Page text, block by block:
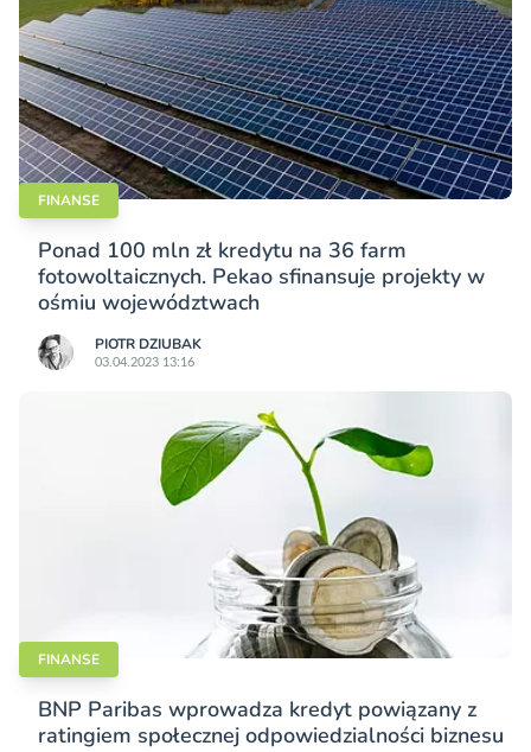
FINANSE
Ponad 100 mln zł kredytu na 36 farm
fotowoltaicznych. Pekao sfinansuje projekty w
ośmiu województwach
PIOTR DZIUBAK
03.04.2023 13:16
FINANSE
BNP Paribas wprowadza kredyt powiązany z
ratingiem społecznej odpowiedzialności biznesu